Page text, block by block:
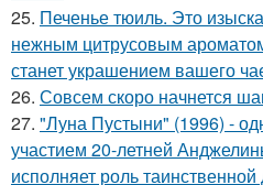
25. Печенье тюиль. Это
нежным цитрусовым
станет украшением вашего
26. Совсем скоро начнется
27. "Луна Пустыни" (1996) -
участием 20-летней
исполняет роль